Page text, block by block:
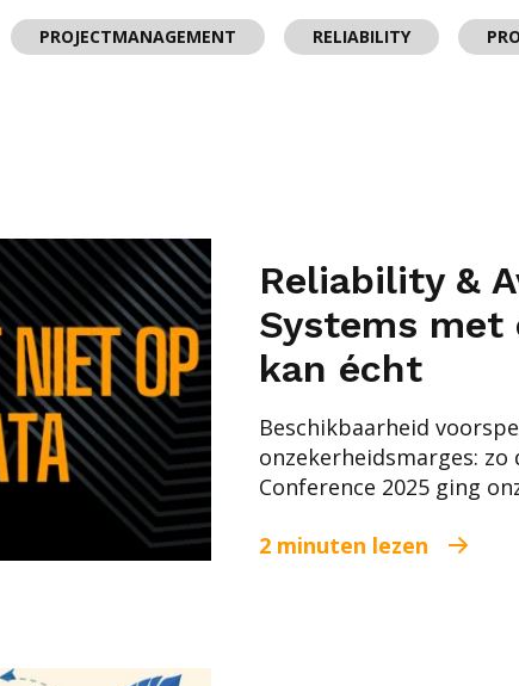
PROJECTMANAGEMENT RELIABILITY
Reliability &
Systems met
kan écht
Beschikbaarheid
onzekerheidsmarges: zo
Conference 2025 ging
2 minuten lezen